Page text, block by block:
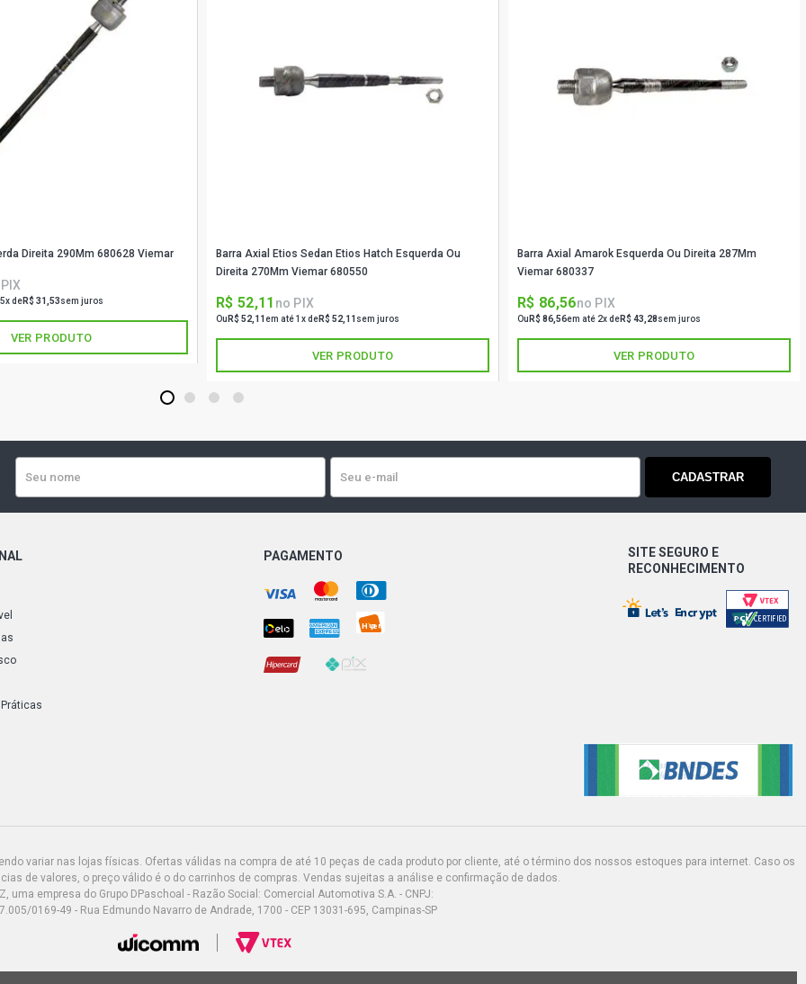
Direita 290Mm 680628 Viemar
deR$ 31,53sem juros
VER PRODUTO
Barra Axial Etios Sedan Etios Hatch Esquerda Ou
Direita 270Mm Viemar 680550
R$ 52,11 no PIX
Ou R$ 52,11em até 1x deR$ 52,11 sem juros
VER PRODUTO
Barra Axial Amarok Esquerda Ou Direita 287Mm
Viemar 680337
R$ 86,56no PIX
Ou R$ 86,56em até 2x deR$ 43,28sem juros
VER PRODUTO
1 2 3 4
CADASTRAR
PAGAMENTO
SITE SEGURO E
RECONHECIMENTO
variar nas lojas físicas. Ofertas válidas na compra de até 10 peças de cada produto por cliente, até o término dos nossos estoques para internet. Caso os
de valores, o preço válido é o do carrinhos de compras. Vendas sujeitas a análise e confirmação de dados.
uma empresa do Grupo DPaschoal - Razão Social: Comercial Automotiva S.A. - CNPJ:
0169-49 - Rua Edmundo Navarro de Andrade, 1700 - CEP 13031-695, Campinas-SP